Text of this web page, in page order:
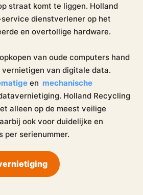
straat komt te liggen. Holland
dienstverlener op het
en overtollige hardware.
van oude computers hand
van digitale data.
en mechanische
Holland Recycling
alleen op de meest veilige
ook voor duidelijke en
serienummer.